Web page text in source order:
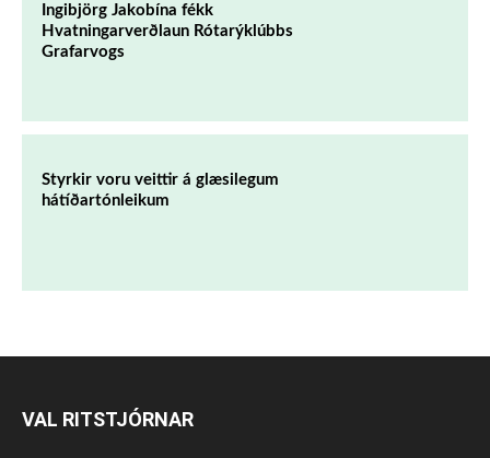
Ingibjörg Jakobína fékk
Hvatningarverðlaun Rótarýklúbbs
Grafarvogs
Styrkir voru veittir á glæsilegum
hátíðartónleikum
VAL RITSTJÓRNAR